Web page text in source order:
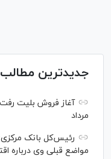
جدیدترین مطالب
مرداد
رئیس‌کل بانک مرکزی:
مواضع قبلی وی درباره